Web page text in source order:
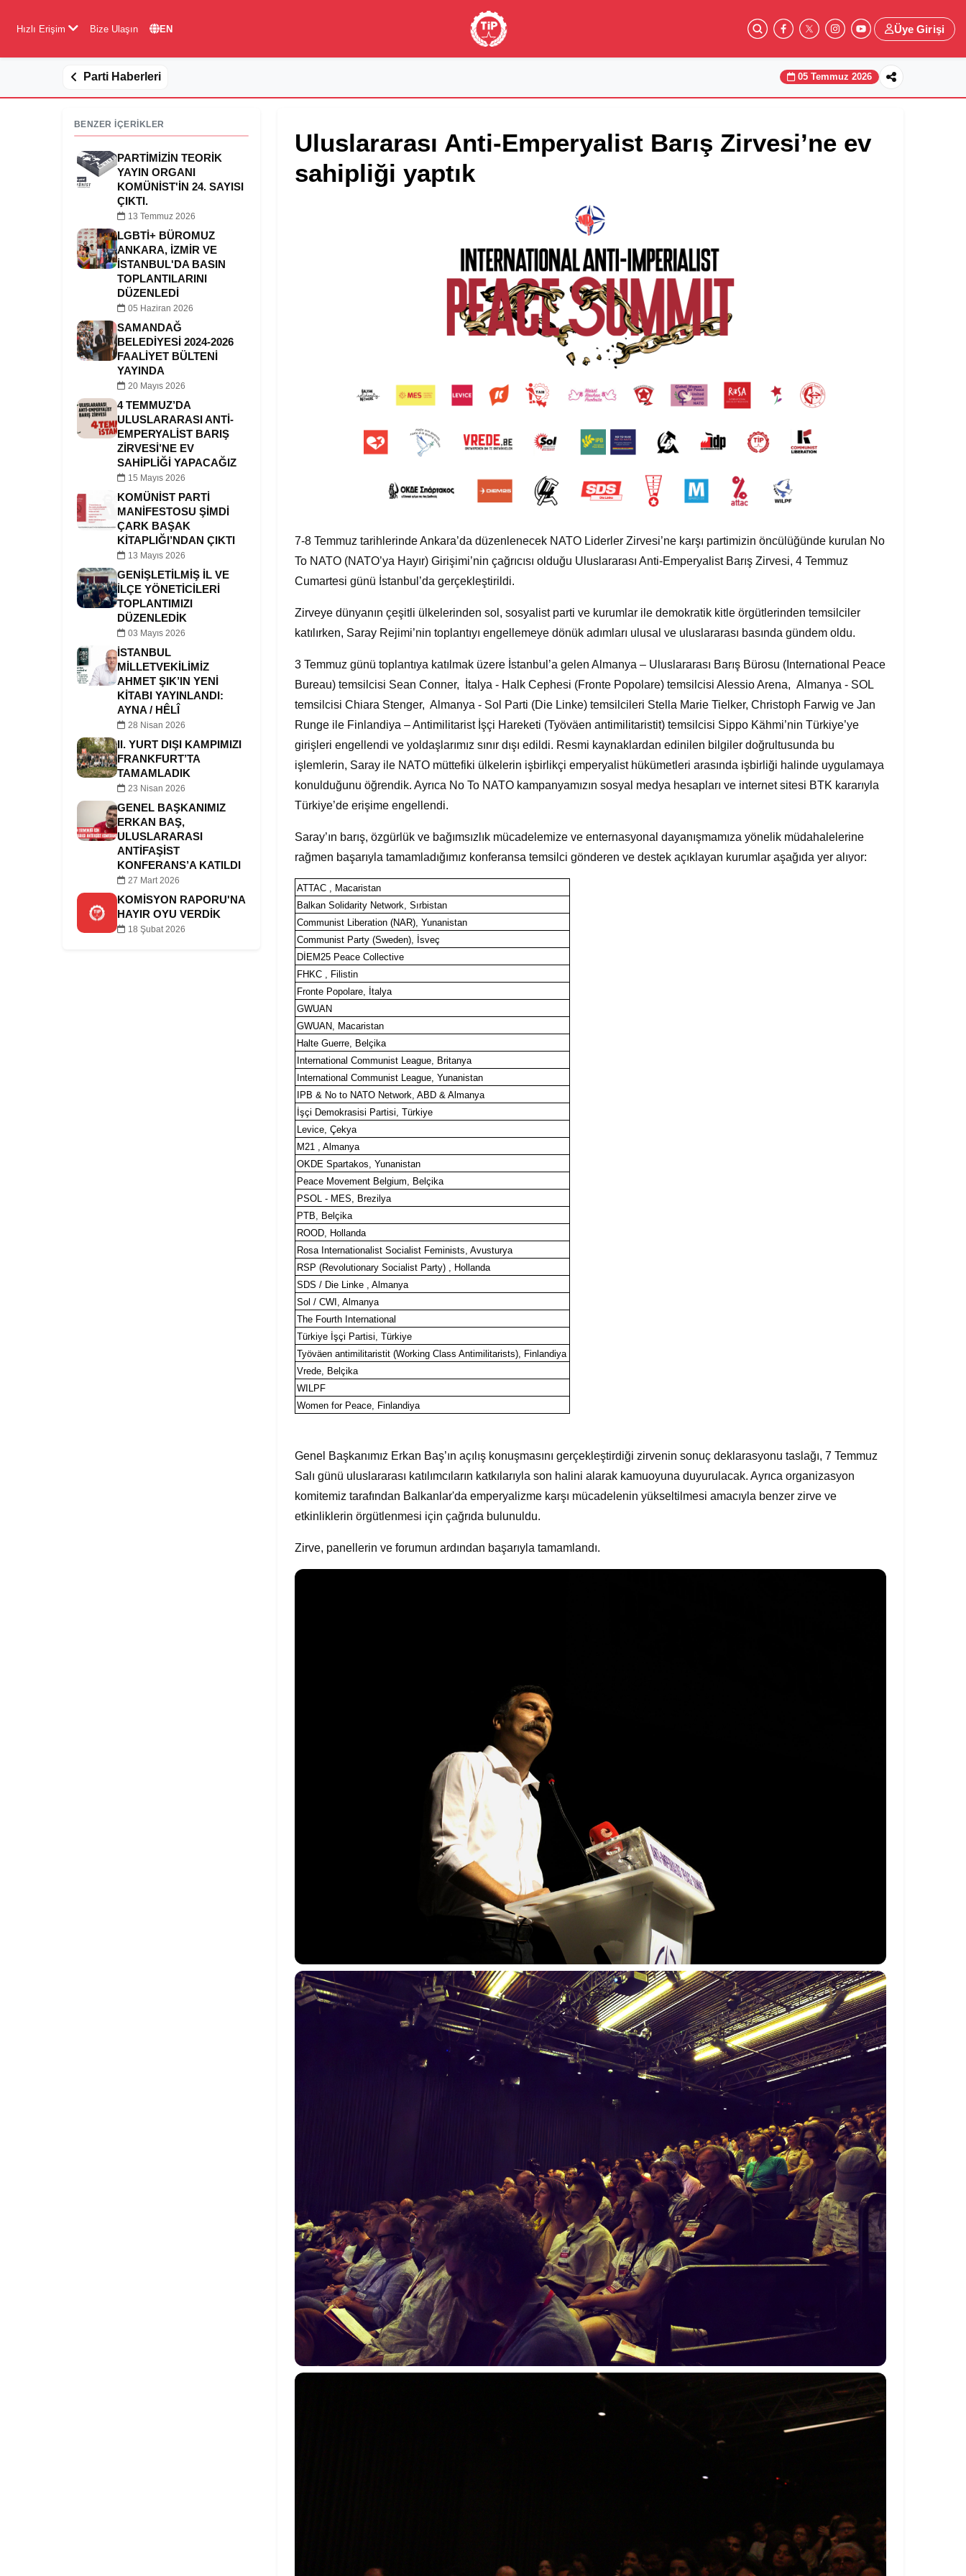
Hızlı Erişim Bize Ulaşın EN Üye Girişi
Parti Haberleri 05 Temmuz 2026
BENZER İÇERİKLER
PARTIMIZIN TEORIK
YAYIN ORGANI
KOMÜNIST'IN 24. SAYISI
ÇIKTI.
13 Temmuz 2026
LGBTİ+ BÜROMUZ
ANKARA, İZMIR VE
İSTANBUL'DA BASIN
TOPLANTILARINI
DÜZENLEDI
05 Haziran 2026
SAMANDAĞ
BELEDIYESI 2024-2026
FAALIYET BÜLTENI
YAYINDA
20 Mayıs 2026
4 TEMMUZ’DA
ULUSLARARASI ANTI-
EMPERYALIST BARIŞ
ZIRVESI’NE EV
SAHIPLIĞI YAPACAĞIZ
15 Mayıs 2026
KOMÜNIST PARTI
MANIFESTOSU ŞIMDI
ÇARK BAŞAK
KITAPLIĞI’NDAN ÇIKTI
13 Mayıs 2026
GENIŞLETILMIŞ İL VE
İLÇE YÖNETICILERI
TOPLANTIMIZI
DÜZENLEDIK
03 Mayıs 2026
İSTANBUL
MILLETVEKILIMIZ
AHMET ŞIK’IN YENI
KITABI YAYINLANDI:
AYNA / HÊLÎ
28 Nisan 2026
II. YURT DIŞI KAMPIMIZI
FRANKFURT’TA
TAMAMLADIK
23 Nisan 2026
GENEL BAŞKANIMIZ
ERKAN BAŞ,
ULUSLARARASI
ANTIFAŞIST
KONFERANS’A KATILDI
27 Mart 2026
KOMISYON RAPORU'NA
HAYIR OYU VERDIK
18 Şubat 2026
Uluslararası Anti-Emperyalist Barış Zirvesi’ne ev
sahipliği yaptık
7-8 Temmuz tarihlerinde Ankara’da düzenlenecek NATO Liderler Zirvesi’ne karşı partimizin öncülüğünde kurulan No
To NATO (NATO’ya Hayır) Girişimi’nin çağrıcısı olduğu Uluslararası Anti-Emperyalist Barış Zirvesi, 4 Temmuz
Cumartesi günü İstanbul’da gerçekleştirildi.
Zirveye dünyanın çeşitli ülkelerinden sol, sosyalist parti ve kurumlar ile demokratik kitle örgütlerinden temsilciler
katılırken, Saray Rejimi’nin toplantıyı engellemeye dönük adımları ulusal ve uluslararası basında gündem oldu.
3 Temmuz günü toplantıya katılmak üzere İstanbul’a gelen Almanya – Uluslararası Barış Bürosu (International Peace
Bureau) temsilcisi Sean Conner,
İtalya - Halk Cephesi (Fronte Popolare) temsilcisi Alessio Arena, Almanya - SOL
temsilcisi Chiara Stenger, Almanya - Sol Parti (Die Linke) temsilcileri Stella Marie Tielker, Christoph Farwig ve Jan
Runge ile Finlandiya – Antimilitarist İşçi Hareketi (Työväen antimilitaristit) temsilcisi Sippo Kähmi’nin Türkiye’ye
girişleri engellendi ve yoldaşlarımız sınır dışı edildi. Resmi kaynaklardan edinilen bilgiler doğrultusunda bu
işlemlerin, Saray ile NATO müttefiki ülkelerin işbirlikçi emperyalist hükümetleri arasında işbirliği halinde uygulamaya
konulduğunu öğrendik. Ayrıca No To NATO kampanyamızın sosyal medya hesapları ve internet sitesi BTK kararıyla
Türkiye’de erişime engellendi.
Saray’ın barış, özgürlük ve bağımsızlık mücadelemize ve enternasyonal dayanışmamıza yönelik müdahalelerine
rağmen başarıyla tamamladığımız konferansa temsilci gönderen ve destek açıklayan kurumlar aşağıda yer alıyor:
ATTAC , Macaristan
Balkan Solidarity Network, Sırbistan
Communist Liberation (NAR), Yunanistan
Communist Party (Sweden), İsveç
DİEM25 Peace Collective
FHKC , Filistin
Fronte Popolare, İtalya
GWUAN
GWUAN, Macaristan
Halte Guerre, Belçika
International Communist League, Britanya
International Communist League, Yunanistan
IPB & No to NATO Network, ABD & Almanya
İşçi Demokrasisi Partisi, Türkiye
Levice, Çekya
M21 , Almanya
OKDE Spartakos, Yunanistan
Peace Movement Belgium, Belçika
PSOL - MES, Brezilya
PTB, Belçika
ROOD, Hollanda
Rosa Internationalist Socialist Feminists, Avusturya
RSP (Revolutionary Socialist Party) , Hollanda
SDS / Die Linke , Almanya
Sol / CWI, Almanya
The Fourth International
Türkiye İşçi Partisi, Türkiye
Työväen antimilitaristit (Working Class Antimilitarists), Finlandiya
Vrede, Belçika
WILPF
Women for Peace, Finlandiya
Genel Başkanımız Erkan Baş’ın açılış konuşmasını gerçekleştirdiği zirvenin sonuç deklarasyonu taslağı, 7 Temmuz
Salı günü uluslararası katılımcıların katkılarıyla son halini alarak kamuoyuna duyurulacak. Ayrıca organizasyon
komitemiz tarafından Balkanlar'da emperyalizme karşı mücadelenin yükseltilmesi amacıyla benzer zirve ve
etkinliklerin örgütlenmesi için çağrıda bulunuldu.
Zirve, panellerin ve forumun ardından başarıyla tamamlandı.